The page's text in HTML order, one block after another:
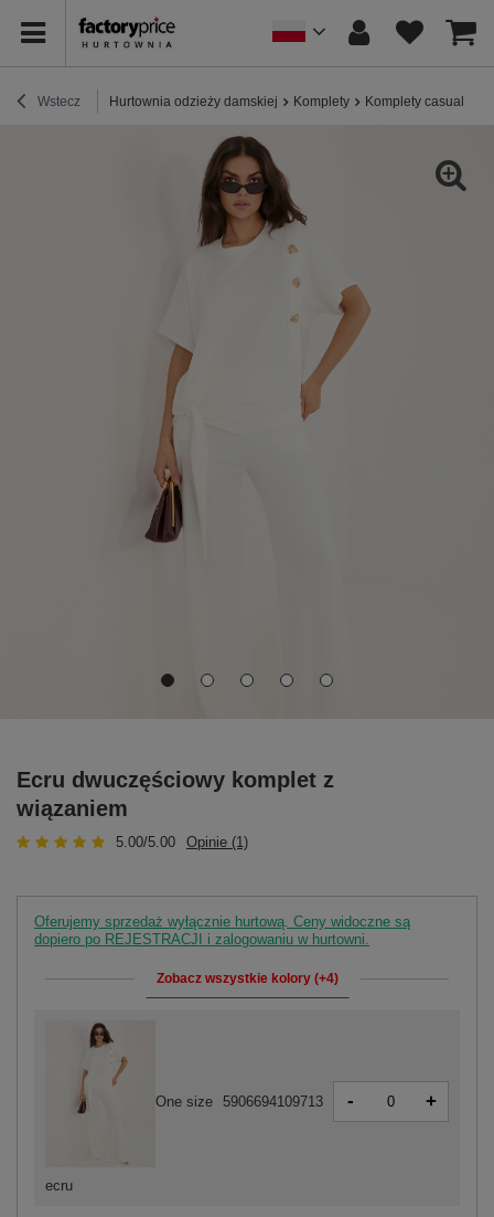
Wstecz Hurtownia odzieży damskiej Komplety Komplety casualowe
Ecru dwuczęściowy komplet z
wiązaniem
5.00/5.00 Opinie (1)
Oferujemy sprzedaż wyłącznie hurtową. Ceny widoczne są
dopiero po REJESTRACJI i zalogowaniu w hurtowni.
Zobacz wszystkie kolory (+4)
ecru
One size 5906694109713 - +